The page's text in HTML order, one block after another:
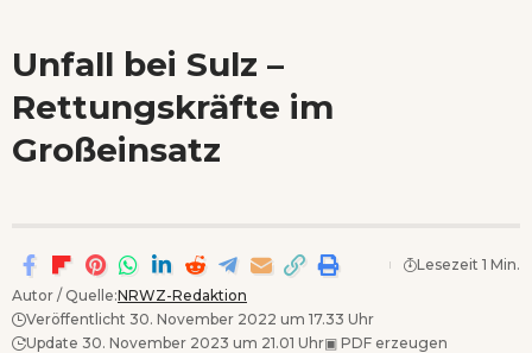
Unfall bei Sulz –
Rettungskräfte im
Großeinsatz
Autor / Quelle:NRWZ-Redaktion
Veröffentlicht 30. November 2022 um 17.33 Uhr
Update 30. November 2023 um 21.01 Uhr▣ PDF erzeugen
Lesezeit 1 Min.